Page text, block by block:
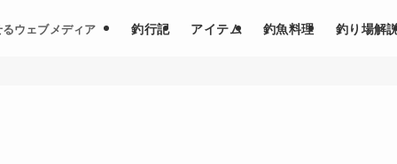
ウェブメディア 釣行記 アイテム 釣魚料理 釣り場解